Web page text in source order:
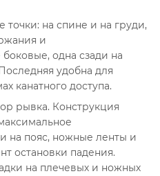
точки: на спине и на груди,
и
одна сзади на
удобна для
канатного доступа.
рывка. Конструкция
на пояс, ножные ленты и
остановки падения.
на плечевых и ножных